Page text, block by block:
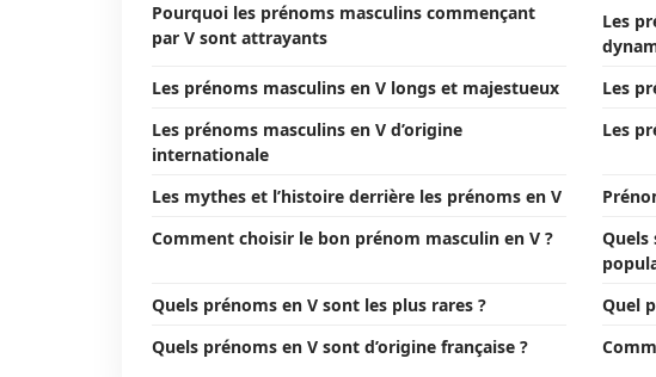
Pourquoi les prénoms masculins commençant
par V sont attrayants
Les
Les prénoms masculins en V longs et majestueux
Les
Les prénoms masculins en V d’origine
internationale
Les
Les mythes et l’histoire derrière les prénoms en V
Comment choisir le bon prénom masculin en V ?
Quels
Quels prénoms en V sont les plus rares ?
Quel
Quels prénoms en V sont d’origine française ?